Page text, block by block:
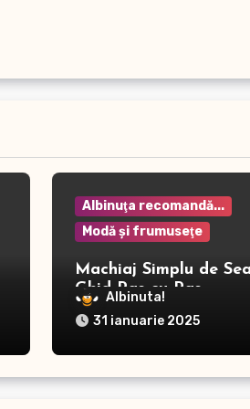
Albinuţa recomandă...
Modă şi frumuseţe
Machiaj Simplu de
Ghid Pas cu Pas
Albinuta!
31 ianuarie 2025